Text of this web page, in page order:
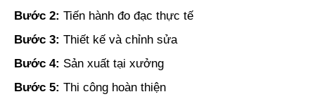
Bước 2: Tiến hành đo đạc thực tế
Bước 3: Thiết kế và chỉnh sửa
Bước 4: Sản xuất tại xưởng
Bước 5: Thi công hoàn thiện